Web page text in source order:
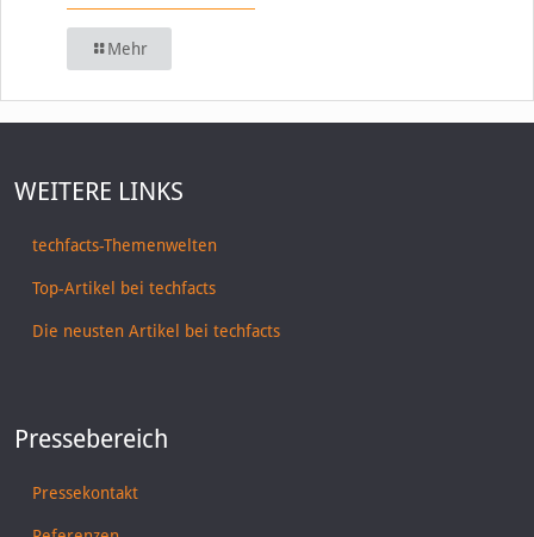
Mehr
WEITERE LINKS
techfacts-Themenwelten
Top-Artikel bei techfacts
Die neusten Artikel bei techfacts
Pressebereich
Pressekontakt